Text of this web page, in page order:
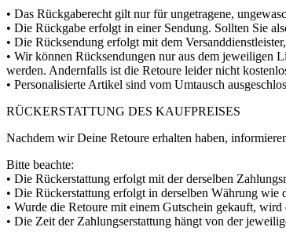
• Das Rückgaberecht gilt nur für ungetragene,
• Die Rückgabe erfolgt in einer Sendung. Sollten Sie
• Die Rücksendung erfolgt mit dem
• Wir können Rücksendungen nur aus dem jeweiligen
werden. Andernfalls ist die Retoure leider nicht
• Personalisierte Artikel sind vom Umtausch
RÜCKERSTATTUNG DES KAUFPREISES
Nachdem wir Deine Retoure erhalten haben,
Bitte beachte:
• Die Rückerstattung erfolgt mit der derselben
• Die Rückerstattung erfolgt in derselben Währung wie
• Wurde die Retoure mit einem Gutschein gekauft, wird
• Die Zeit der Zahlungserstattung hängt von der